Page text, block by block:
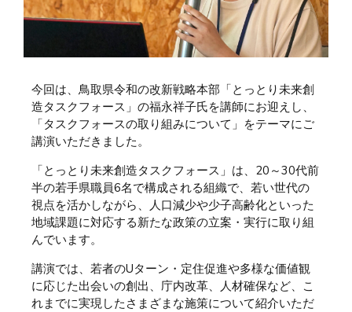
今回は、鳥取県令和の改新戦略本部「とっとり未来創
造タスクフォース」の福永祥子氏を講師にお迎えし、
「タスクフォースの取り組みについて」をテーマにご
講演いただきました。
「とっとり未来創造タスクフォース」は、20～30代前
半の若手県職員6名で構成される組織で、若い世代の
視点を活かしながら、人口減少や少子高齢化といった
地域課題に対応する新たな政策の立案・実行に取り組
んでいます。
講演では、若者のUターン・定住促進や多様な価値観
に応じた出会いの創出、庁内改革、人材確保など、こ
れまでに実現したさまざまな施策について紹介いただ